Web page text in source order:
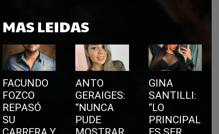
MAS LEIDAS
FACUNDO
FOZCO
REPASÓ
SU
ANTO
GERAIGES:
“NUNCA
PUDE
GINA
SANTILLI:
“LO
PRINCIPAL